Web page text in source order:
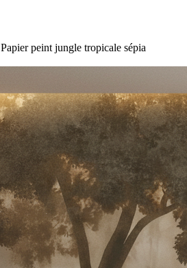
Papier peint jungle tropicale sépia